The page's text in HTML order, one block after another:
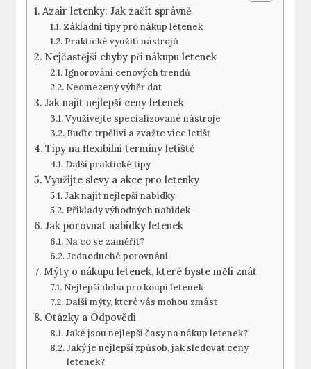
Azair letenky: Jak začít správně
Základní tipy pro nákup letenek
Praktické využití nástrojů
Nejčastější chyby při nákupu letenek
Ignorování cenových trendů
Neomezený výběr dat
Jak najít nejlepší ceny letenek
Využívejte specializované nástroje
Buďte trpěliví a zvažte více letišť
Tipy na flexibilní termíny letiště
Další praktické tipy
Využijte slevy a akce pro letenky
Jak najít nejlepší nabídky
Příklady výhodných nabídek
Jak porovnat nabídky letenek
Na co se zaměřit?
Jednoduché porovnání
Mýty o nákupu letenek, které byste měli znát
Nejlepší doba pro koupi letenek
Další mýty, které vás mohou zmást
Otázky a Odpovědi
Jaké jsou nejlepší časy na nákup letenek?
Jaký je nejlepší způsob, jak sledovat ceny
letenek?